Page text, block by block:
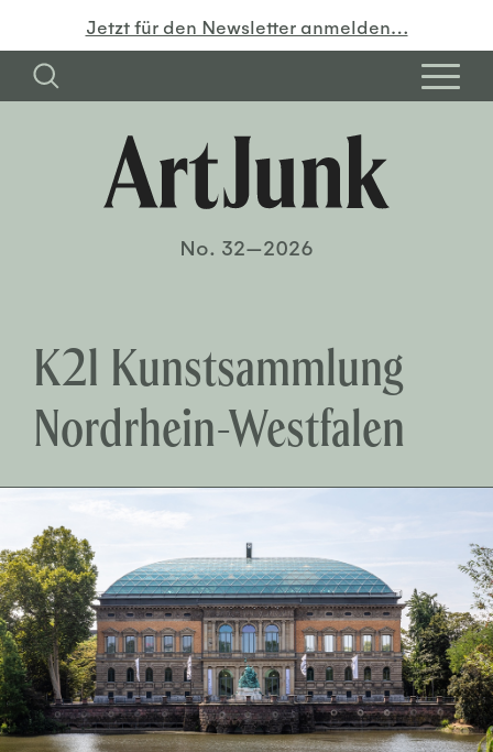
Jetzt für den Newsletter anmelden…
No. 32—2026
K21 Kunstsammlung
Nordrhein-Westfalen